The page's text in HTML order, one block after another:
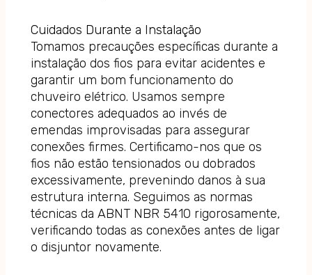
Cuidados Durante a Instalação
Tomamos precauções específicas durante a
instalação dos fios para evitar acidentes e
garantir um bom funcionamento do
chuveiro elétrico. Usamos sempre
conectores adequados ao invés de
emendas improvisadas para assegurar
conexões firmes. Certificamo-nos que os
fios não estão tensionados ou dobrados
excessivamente, prevenindo danos à sua
estrutura interna. Seguimos as normas
técnicas da ABNT NBR 5410 rigorosamente,
verificando todas as conexões antes de ligar
o disjuntor novamente.